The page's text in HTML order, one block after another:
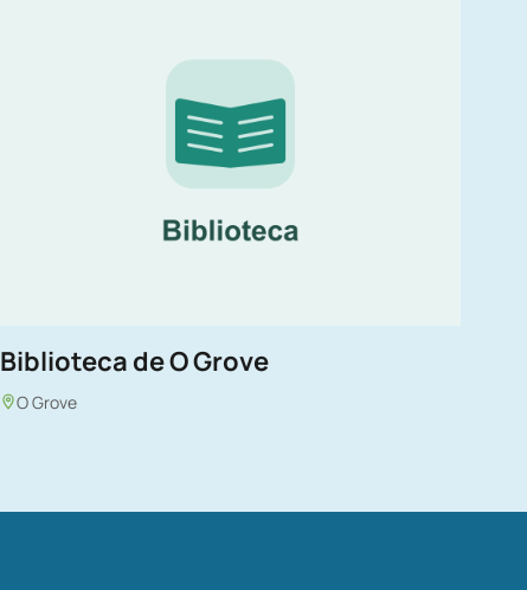
Biblioteca de O Grove
O Grove